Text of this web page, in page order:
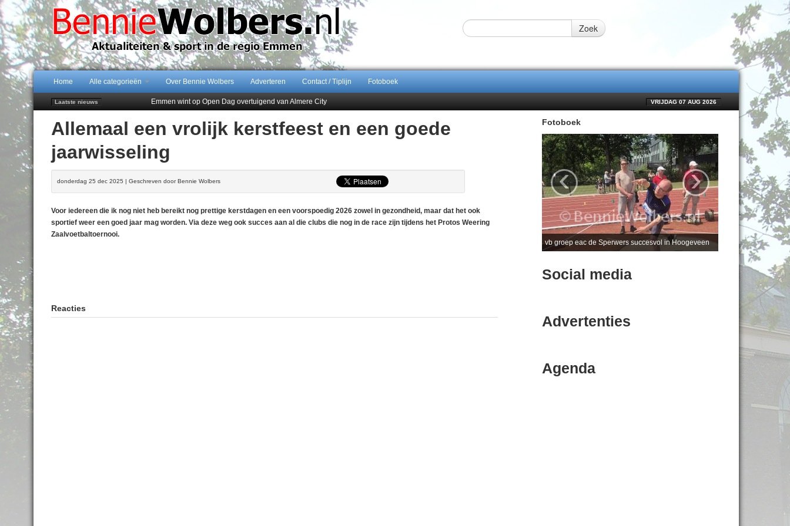
Zoek
Home Alle categorieën Over Bennie Wolbers Adverteren Contact / Tiplijn Fotoboek
Laatste nieuws
Emmen wint op Open Dag overtuigend van Almere City
Jubileumfeest 35 jaar De Amer
Hunzeloopwandeltocht keert op 19 september 2026 terug naar Zuidlaren
102 kaarsen voor eeuwling Mieke Sijbom-Maatje
VRIJDAG 07 AUG 2026
Allemaal een vrolijk kerstfeest en een goede
jaarwisseling
donderdag 25 dec 2025 | Geschreven door Bennie Wolbers
Voor iedereen die ik nog niet heb bereikt nog prettige kerstdagen en een voorspoedig 2026 zowel in gezondheid, maar dat het ook
sportief weer een goed jaar mag worden. Via deze weg ook succes aan al die clubs die nog in de race zijn tijdens het Protos Weering
Zaalvoetbaltoernooi.
Reacties
Fotoboek
vb groep eac de Sperwers succesvol in Hoogeveen
‹ ›
Social media
Advertenties
Agenda